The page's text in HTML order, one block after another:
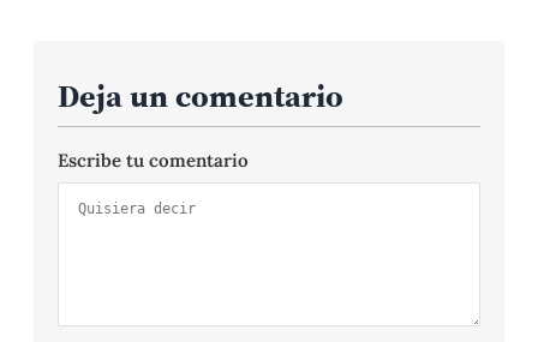
Deja un comentario
Escribe tu comentario